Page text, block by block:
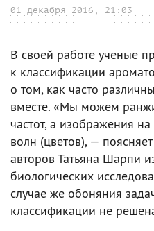
01 декабря 2016, 21:03
В своей работе ученые
к классификации
о том, как часто
вместе. «Мы можем
частот, а изображения
волн (цветов), —
авторов Татьяна Шарпи
биологических
случае же обоняния
классификации не